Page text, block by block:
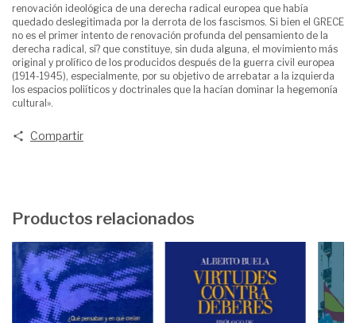
renovación ideológica de una derecha radical europea que había
quedado deslegitimada por la derrota de los fascismos. Si bien el GRECE
no es el primer intento de renovación profunda del pensamiento de la
derecha radical, si? que constituye, sin duda alguna, el movimiento más
original y prolífico de los producidos después de la guerra civil europea
(1914-1945), especialmente, por su objetivo de arrebatar a la izquierda
los espacios poliíticos y doctrinales que la hacían dominar la hegemonía
cultural».
Compartir
Productos relacionados